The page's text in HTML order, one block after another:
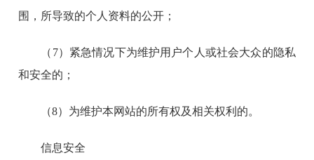
围，所导致的个人资料的公开；
（7）紧急情况下为维护用户个人或社会大众的隐私
和安全的；
（8）为维护本网站的所有权及相关权利的。
信息安全